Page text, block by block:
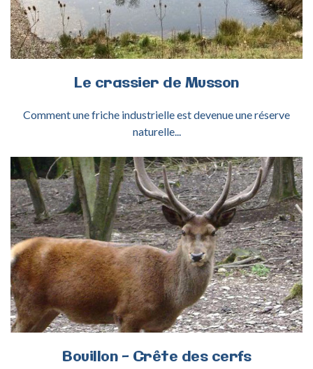
Le crassier de Musson
Comment une friche industrielle est devenue une réserve
naturelle...
ACTIVITÉ BOUILLON - CRÊTE DES CERFS
Bouillon - Crête des cerfs